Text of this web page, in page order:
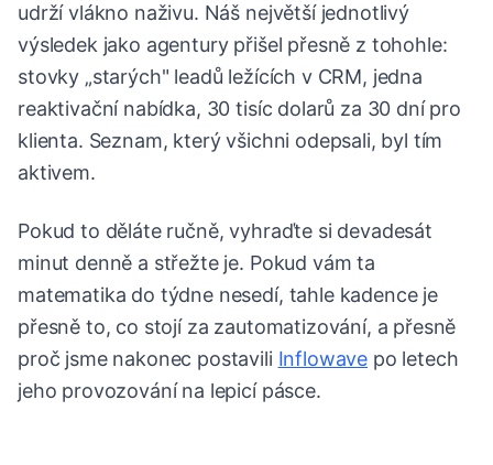
udrží vlákno naživu. Náš největší jednotlivý
výsledek jako agentury přišel přesně z tohohle:
stovky „starých" leadů ležících v CRM, jedna
reaktivační nabídka, 30 tisíc dolarů za 30 dní pro
klienta. Seznam, který všichni odepsali, byl tím
aktivem.
Pokud to děláte ručně, vyhraďte si devadesát
minut denně a střežte je. Pokud vám ta
matematika do týdne nesedí, tahle kadence je
přesně to, co stojí za zautomatizování, a přesně
proč jsme nakonec postavili Inflowave po letech
jeho provozování na lepicí pásce.